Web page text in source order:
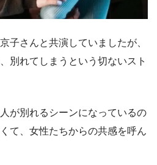
子さんと共演していましたが、
別れてしまうという切ないスト
が別れるシーンになっているの
て、女性たちからの共感を呼ん